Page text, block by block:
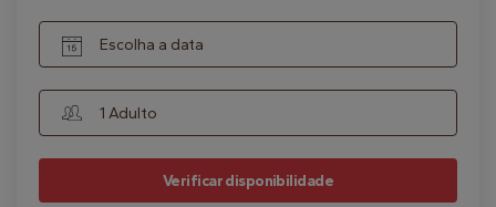
Escolha a data
1 Adulto
Verificar disponibilidade